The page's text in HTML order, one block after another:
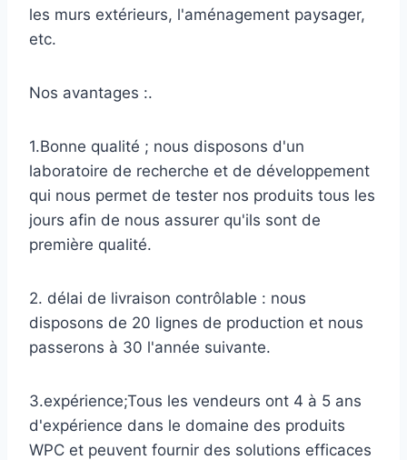
les murs extérieurs, l'aménagement paysager,
etc.
Nos avantages :.
1.Bonne qualité ; nous disposons d'un
laboratoire de recherche et de développement
qui nous permet de tester nos produits tous les
jours afin de nous assurer qu'ils sont de
première qualité.
2. délai de livraison contrôlable : nous
disposons de 20 lignes de production et nous
passerons à 30 l'année suivante.
3.expérience;Tous les vendeurs ont 4 à 5 ans
d'expérience dans le domaine des produits
WPC et peuvent fournir des solutions efficaces